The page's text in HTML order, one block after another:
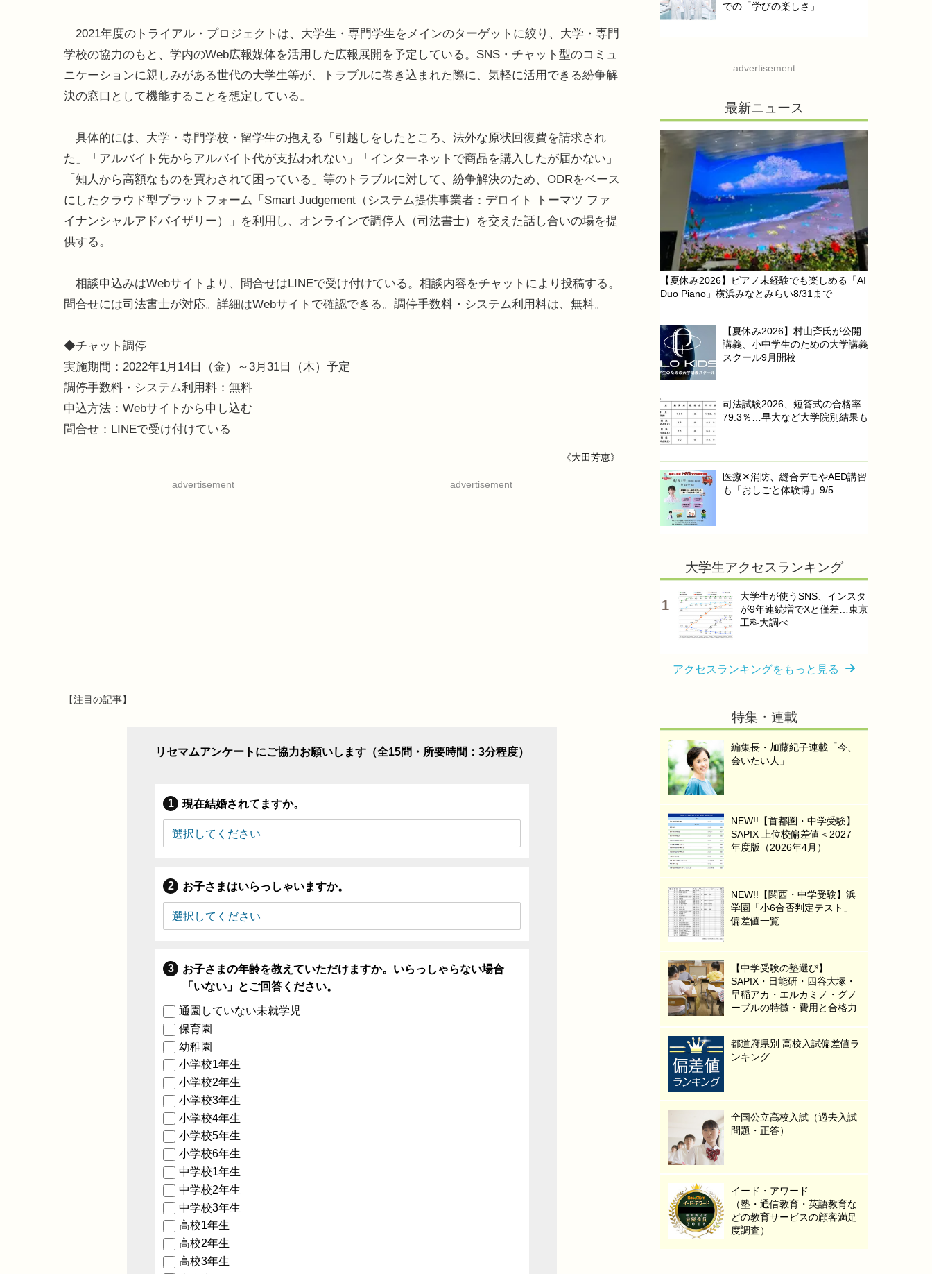
2021年度のトライアル・プロジェクトは、大学生・専門学生をメインのターゲットに絞り、大学・専門
学校の協力のもと、学内のWeb広報媒体を活用した広報展開を予定している。SNS・チャット型のコミュ
ニケーションに親しみがある世代の大学生等が、トラブルに巻き込まれた際に、気軽に活用できる紛争解
決の窓口として機能することを想定している。
具体的には、大学・専門学校・留学生の抱える「引越しをしたところ、法外な原状回復費を請求され
た」「アルバイト先からアルバイト代が支払われない」「インターネットで商品を購入したが届かない」
「知人から高額なものを買わされて困っている」等のトラブルに対して、紛争解決のため、ODRをベース
にしたクラウド型プラットフォーム「Smart Judgement（システム提供事業者：デロイト トーマツ ファ
イナンシャルアドバイザリー）」を利用し、オンラインで調停人（司法書士）を交えた話し合いの場を提
供する。
相談申込みはWebサイトより、問合せはLINEで受け付けている。相談内容をチャットにより投稿する。
問合せには司法書士が対応。詳細はWebサイトで確認できる。調停手数料・システム利用料は、無料。
◆チャット調停
実施期間：2022年1月14日（金）～3月31日（木）予定
調停手数料・システム利用料：無料
申込方法：Webサイトから申し込む
問合せ：LINEで受け付けている
《大田芳恵》
advertisement advertisement
【注目の記事】
リセマムアンケートにご協力お願いします（全15問・所要時間：3分程度）
現在結婚されてますか。
お子さまはいらっしゃいますか。
お子さまの年齢を教えていただけますか。いらっしゃらない場合
「いない」とご回答ください。
通園していない未就学児
保育園
幼稚園
小学校1年生
小学校2年生
小学校3年生
小学校4年生
小学校5年生
小学校6年生
中学校1年生
中学校2年生
中学校3年生
高校1年生
高校2年生
高校3年生
での「学びの楽しさ」
advertisement
最新ニュース
【夏休み2026】ピアノ未経験でも楽しめる「AI
Duo Piano」横浜みなとみらい8/31まで
【夏休み2026】村山斉氏が公開
講義、小中学生のための大学講義
スクール9月開校
司法試験2026、短答式の合格率
79.3％…早大など大学院別結果も
医療✕消防、縫合デモやAED講習
も「おしごと体験博」9/5
大学生アクセスランキング
大学生が使うSNS、インスタ
が9年連続増でXと僅差…東京
工科大調べ
アクセスランキングをもっと見る
特集・連載
編集長・加藤紀子連載「今、
会いたい人」
NEW!!【首都圏・中学受験】
SAPIX 上位校偏差値＜2027
年度版（2026年4月）
NEW!!【関西・中学受験】浜
学園「小6合否判定テスト」
偏差値一覧
【中学受験の塾選び】
SAPIX・日能研・四谷大塚・
早稲アカ・エルカミノ・グノ
ーブルの特徴・費用と合格力
都道府県別 高校入試偏差値ラ
ンキング
全国公立高校入試（過去入試
問題・正答）
イード・アワード
（塾・通信教育・英語教育な
どの教育サービスの顧客満足
度調査）